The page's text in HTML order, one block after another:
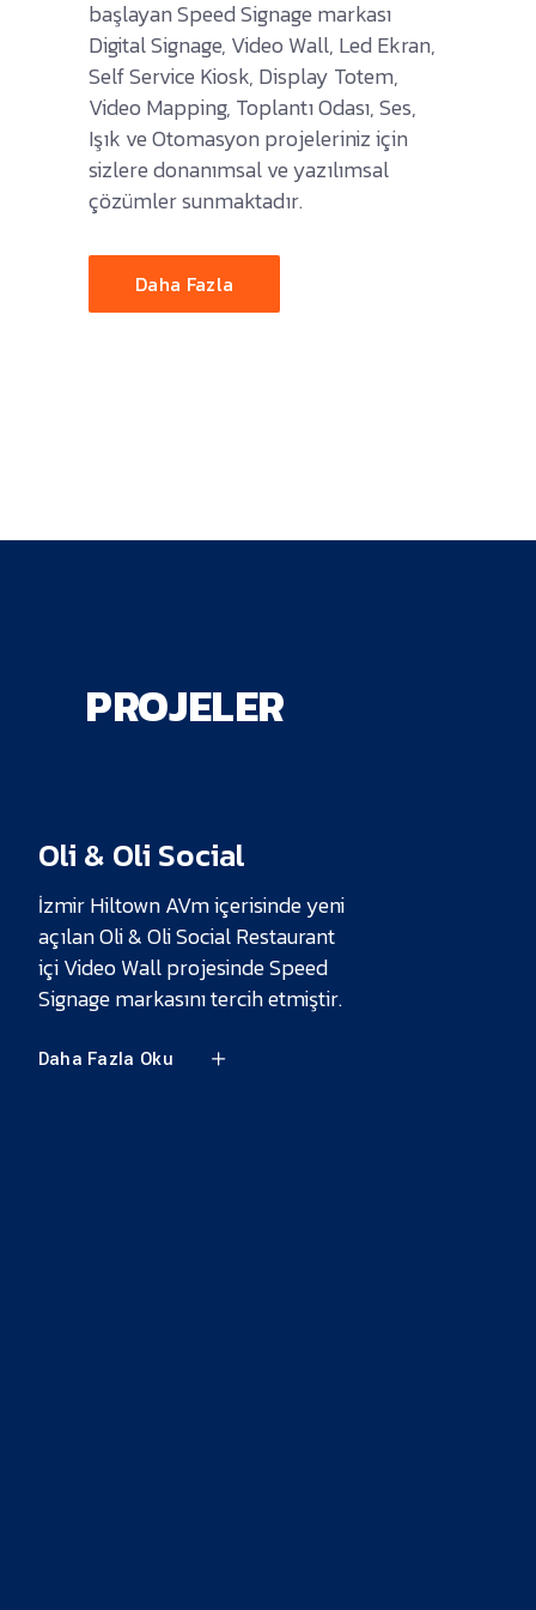
başlayan Speed Signage markası
Digital Signage, Video Wall, Led Ekran,
Self Service Kiosk, Display Totem,
Video Mapping, Toplantı Odası, Ses,
Işık ve Otomasyon projeleriniz için
sizlere donanımsal ve yazılımsal
çözümler sunmaktadır.
Daha Fazla
PROJELER
Oli & Oli Social
İzmir Hiltown AVm içerisinde yeni
açılan Oli & Oli Social Restaurant
içi Video Wall projesinde Speed
Signage markasını tercih etmiştir.
Daha Fazla Oku